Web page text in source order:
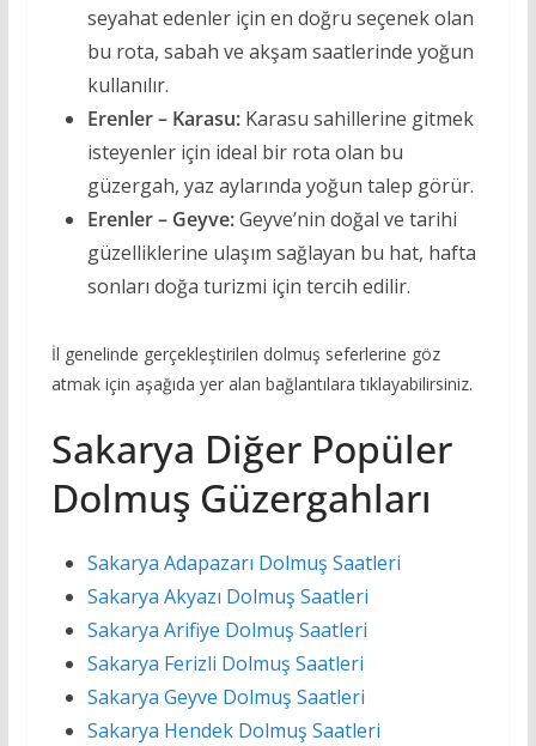
seyahat edenler için en doğru seçenek olan
bu rota, sabah ve akşam saatlerinde yoğun
kullanılır.
Erenler – Karasu:Karasu sahillerine gitmek
isteyenler için ideal bir rota olan bu
güzergah, yaz aylarında yoğun talep görür.
Erenler – Geyve:Geyve’nin doğal ve tarihi
güzelliklerine ulaşım sağlayan bu hat, hafta
sonları doğa turizmi için tercih edilir.
İl genelinde gerçekleştirilen dolmuş seferlerine göz
atmak için aşağıda yer alan bağlantılara tıklayabilirsiniz.
Sakarya Diğer Popüler
Dolmuş Güzergahları
Sakarya Adapazarı Dolmuş Saatleri
Sakarya Akyazı Dolmuş Saatleri
Sakarya Arifiye Dolmuş Saatleri
Sakarya Ferizli Dolmuş Saatleri
Sakarya Geyve Dolmuş Saatleri
Sakarya Hendek Dolmuş Saatleri